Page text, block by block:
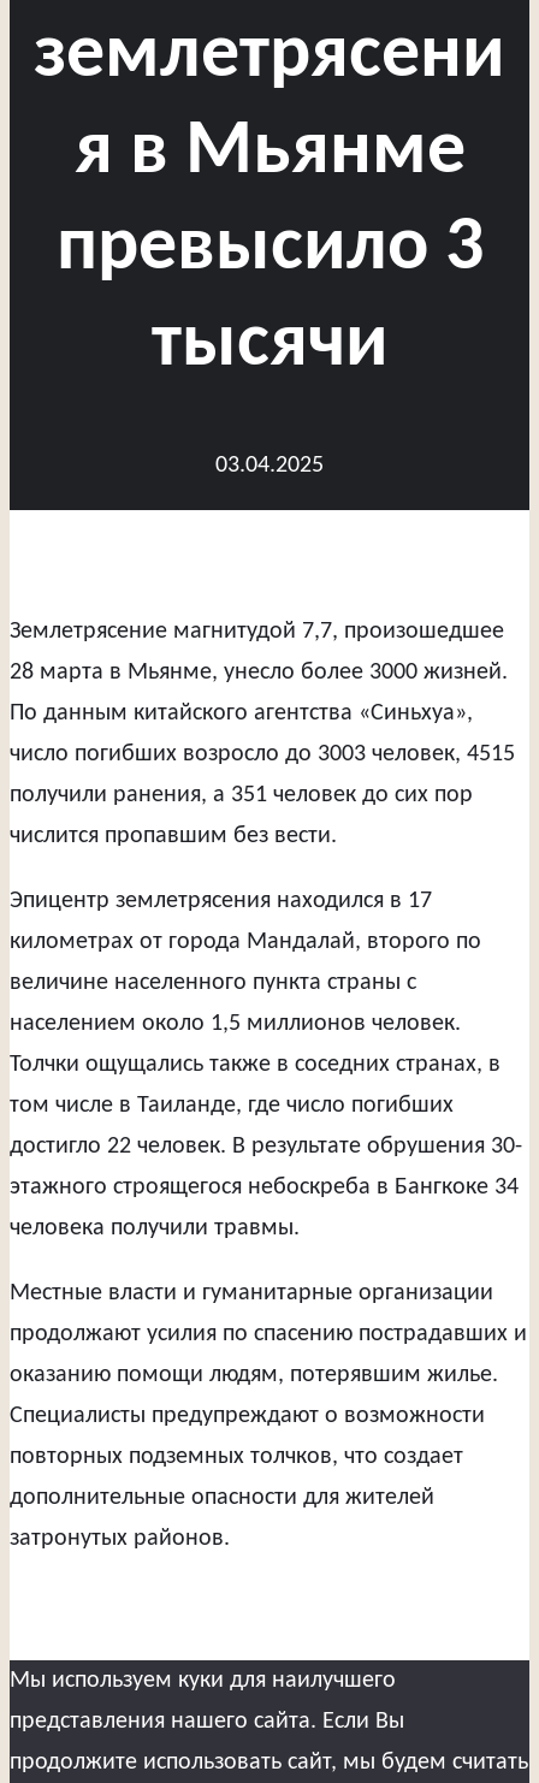
землетрясени
я в Мьянме
превысило 3
тысячи
03.04.2025
Землетрясение магнитудой 7,7, произошедшее
28 марта в Мьянме, унесло более 3000 жизней.
По данным китайского агентства «Синьхуа»,
число погибших возросло до 3003 человек, 4515
получили ранения, а 351 человек до сих пор
числится пропавшим без вести.
Эпицентр землетрясения находился в 17
километрах от города Мандалай, второго по
величине населенного пункта страны с
населением около 1,5 миллионов человек.
Толчки ощущались также в соседних странах, в
том числе в Таиланде, где число погибших
достигло 22 человек. В результате обрушения 30-
этажного строящегося небоскреба в Бангкоке 34
человека получили травмы.
Местные власти и гуманитарные организации
продолжают усилия по спасению пострадавших и
оказанию помощи людям, потерявшим жилье.
Специалисты предупреждают о возможности
повторных подземных толчков, что создает
дополнительные опасности для жителей
затронутых районов.
Мы используем куки для наилучшего
представления нашего сайта. Если Вы
продолжите использовать сайт, мы будем считать